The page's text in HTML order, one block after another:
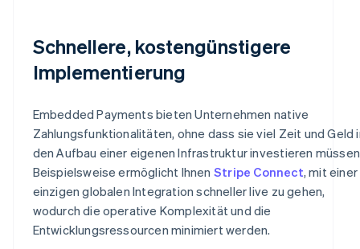
Schnellere, kostengünstigere
Implementierung
Embedded Payments bieten Unternehmen native
Zahlungsfunktionalitäten, ohne dass sie viel Zeit und Geld
den Aufbau einer eigenen Infrastruktur investieren
Beispielsweise ermöglicht Ihnen Stripe Connect, mit einer
einzigen globalen Integration schneller live zu gehen,
wodurch die operative Komplexität und die
Entwicklungsressourcen minimiert werden.